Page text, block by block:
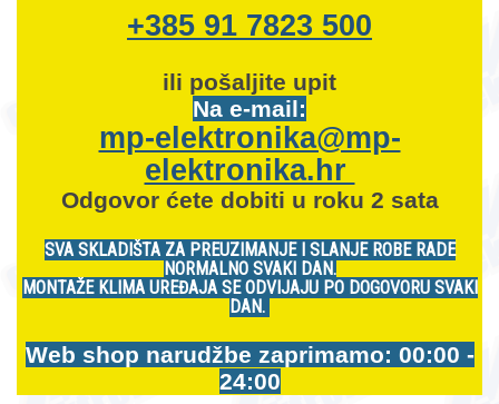
+385 91 7823 500
ili pošaljite upit
Na e-mail:
mp-elektronika@mp-
elektronika.hr
Odgovor ćete dobiti u roku 2 sata
SVA SKLADIŠTA ZA PREUZIMANJE I SLANJE ROBE RADE
NORMALNO SVAKI DAN.
MONTAŽE KLIMA UREĐAJA SE ODVIJAJU PO DOGOVORU SVAKI
DAN.
Web shop narudžbe zaprimamo: 00:00 -
24:00